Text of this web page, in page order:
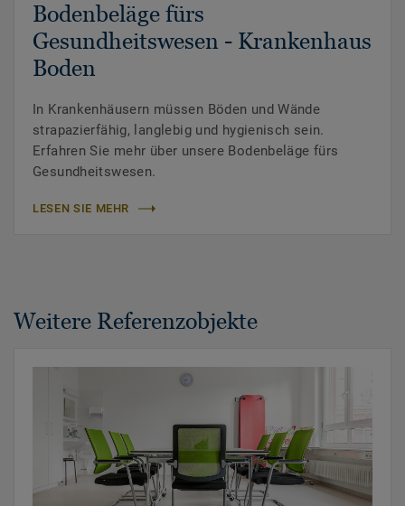
Bodenbeläge fürs
Gesundheitswesen - Krankenhaus
Boden
In Krankenhäusern müssen Böden und Wände
strapazierfähig, langlebig und hygienisch sein.
Erfahren Sie mehr über unsere Bodenbeläge fürs
Gesundheitswesen.
LESEN SIE MEHR
Weitere Referenzobjekte